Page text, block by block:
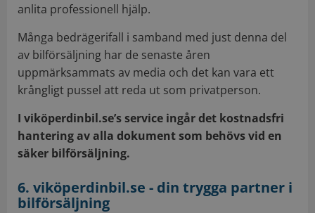
anlita professionell hjälp.
Många bedrägerifall i samband med just denna del
av bilförsäljning har de senaste åren
uppmärksammats av media och det kan vara ett
krångligt pussel att reda ut som privatperson.
I viköperdinbil.se’s service ingår det kostnadsfri
hantering av alla dokument som behövs vid en
säker bilförsäljning.
6. viköperdinbil.se - din trygga partner i
bilförsäljning